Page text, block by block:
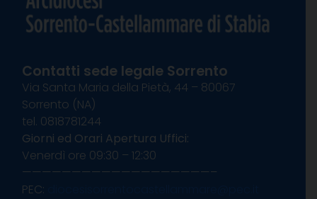
Contatti sede legale Sorrento
Via Santa Maria della Pietà, 44 – 80067
Sorrento (NA)
tel. 0818781244
Giorni ed Orari Apertura Uffici:
Venerdì ore 09:30 – 12:30
———————————————————–
PEC: